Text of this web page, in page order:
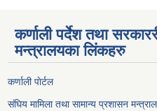
कर्णाली पर्देश तथा
मन्त्रालयका लिंकहरु
कर्णाली पाेर्टल
संघिय मामिला तथा सामान्य प्रशासन